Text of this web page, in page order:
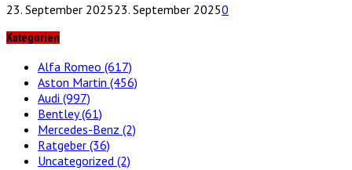
23. September 202523. September 20250
Kategorien
Alfa Romeo (617)
Aston Martin (456)
Audi (997)
Bentley(61)
Mercedes-Benz (2)
Ratgeber (36)
Uncategorized (2)